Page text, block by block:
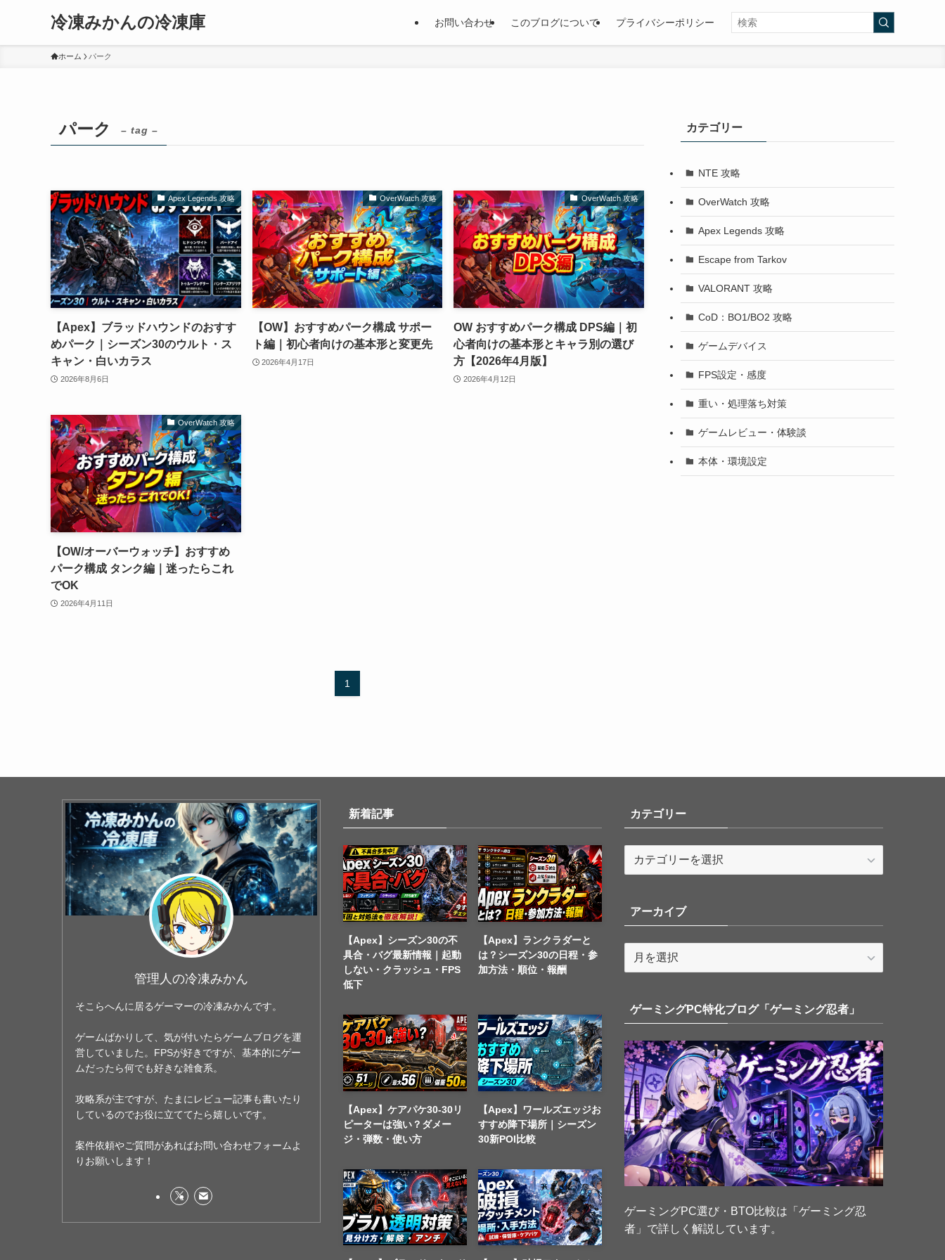
冷凍みかんの冷凍庫 お問い合わせ このブログについて プライバシーポリシー
ホーム パーク
パーク – tag –
Apex Legends 攻略
【Apex】ブラッドハウンドのおすす
めパーク｜シーズン30のウルト・ス
キャン・白いカラス
2026年8月6日
OverWatch 攻略
【OW】おすすめパーク構成 サポー
ト編｜初心者向けの基本形と変更先
2026年4月17日
OverWatch 攻略
OW おすすめパーク構成 DPS編｜初
心者向けの基本形とキャラ別の選び
方【2026年4月版】
2026年4月12日
OverWatch 攻略
【OW/オーバーウォッチ】おすすめ
パーク構成 タンク編｜迷ったらこれ
でOK
2026年4月11日
1
カテゴリー
NTE 攻略
OverWatch 攻略
Apex Legends 攻略
Escape from Tarkov
VALORANT 攻略
CoD：BO1/BO2 攻略
ゲームデバイス
FPS設定・感度
重い・処理落ち対策
ゲームレビュー・体験談
本体・環境設定
管理人の冷凍みかん
そこらへんに居るゲーマーの冷凍みかんです。
ゲームばかりして、気が付いたらゲームブログを運
営していました。FPSが好きですが、基本的にゲー
ムだったら何でも好きな雑食系。
攻略系が主ですが、たまにレビュー記事も書いたり
しているのでお役に立ててたら嬉しいです。
案件依頼やご質問があればお問い合わせフォームよ
りお願いします！
新着記事
【Apex】シーズン30の不
具合・バグ最新情報｜起動
しない・クラッシュ・FPS
低下
【Apex】ランクラダーと
は？シーズン30の日程・参
加方法・順位・報酬
【Apex】ケアパケ30-30リ
ピーターは強い？ダメー
ジ・弾数・使い方
【Apex】ワールズエッジお
すすめ降下場所｜シーズン
30新POI比較
カテゴリー
リ
ー
アーカイブ
イ
ブ
ゲーミングPC特化ブログ「ゲーミング忍者」
ゲーミングPC選び・BTO比較は「ゲーミング忍
者」で詳しく解説しています。